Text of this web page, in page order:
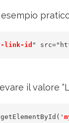
link-id "
il valore